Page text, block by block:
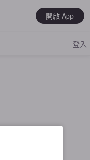
開啟 App
登入